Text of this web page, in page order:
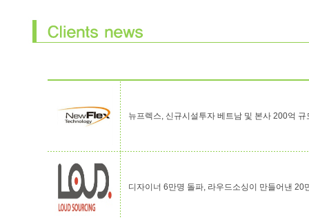
뉴프렉스, 신규시설투자 베트남 및 본사 200억 규
디자이너 6만명 돌파, 라우드소싱이 만들어낸 20